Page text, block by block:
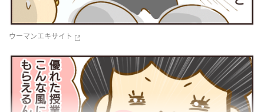
ウーマンエキサイト